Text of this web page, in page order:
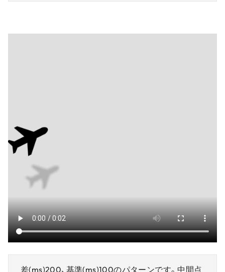
差(ms)200、基準(ms)100のパターンです。中間点